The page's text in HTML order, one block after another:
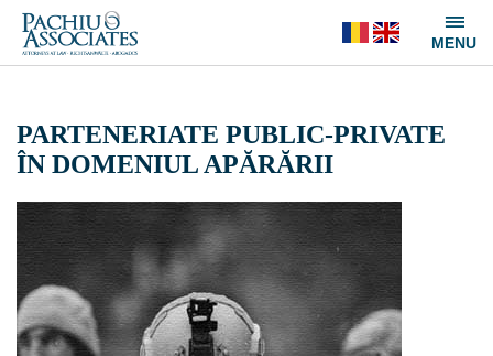
PARTENERIATE PUBLIC-PRIVATE
ÎN DOMENIUL APĂRĂRII